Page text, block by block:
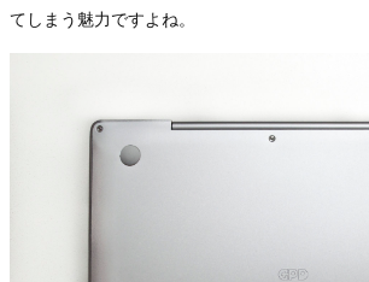
てしまう魅力ですよね。